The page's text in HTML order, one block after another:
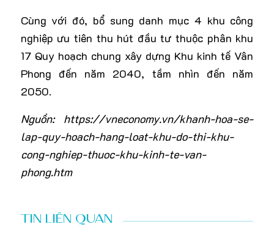
Cùng với đó, bổ sung danh mục 4 khu công
nghiệp ưu tiên thu hút đầu tư thuộc phân khu
17 Quy hoạch chung xây dựng Khu kinh tế Vân
Phong đến năm 2040, tầm nhìn đến năm
2050.
Nguồn: https://vneconomy.vn/khanh-hoa-se-
lap-quy-hoach-hang-loat-khu-do-thi-khu-
cong-nghiep-thuoc-khu-kinh-te-van-
phong.htm
TIN LIÊN QUAN